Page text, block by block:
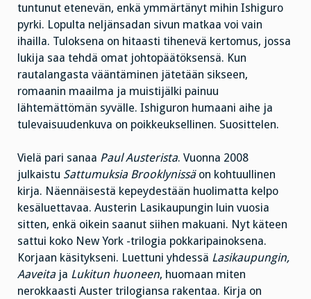
tuntunut etenevän, enkä ymmärtänyt mihin Ishiguro
pyrki. Lopulta neljänsadan sivun matkaa voi vain
ihailla. Tuloksena on hitaasti tihenevä kertomus, jossa
lukija saa tehdä omat johtopäätöksensä. Kun
rautalangasta vääntäminen jätetään sikseen,
romaanin maailma ja muistijälki painuu
lähtemättömän syvälle. Ishiguron humaani aihe ja
tulevaisuudenkuva on poikkeuksellinen. Suosittelen.
Vielä pari sanaa Paul Austerista. Vuonna 2008
julkaistu Sattumuksia Brooklynissäon kohtuullinen
kirja. Näennäisestä kepeydestään huolimatta kelpo
kesäluettavaa. Austerin Lasikaupungin luin vuosia
sitten, enkä oikein saanut siihen makuani. Nyt käteen
sattui koko New York -trilogia pokkaripainoksena.
Korjaan käsitykseni. Luettuni yhdessä Lasikaupungin,
Aaveita ja Lukitun huoneen, huomaan miten
nerokkaasti Auster trilogiansa rakentaa. Kirja on